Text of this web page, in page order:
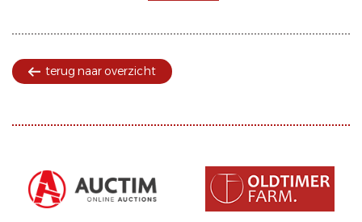
terug naar overzicht